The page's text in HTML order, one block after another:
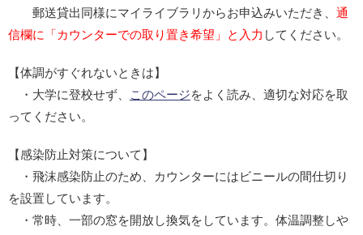
郵送貸出同様にマイライブラリからお申込みいただき、 通
信欄に「カウンターでの取り置き希望」と入力 してください。
【体調がすぐれないときは】
・大学に登校せず、
このページをよく読み、適切な対応を取
ってください。
【感染防止対策について】
・飛沫感染防止のため、カウンターにはビニールの間仕切り
を設置しています。
・常時、一部の窓を開放し換気をしています。体温調整しや